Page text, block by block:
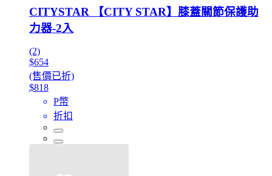
CITYSTAR 【CITY STAR】膝蓋關節保護助
力器-2入
(2)
$654
(售價已折)
$818
P幣
折扣